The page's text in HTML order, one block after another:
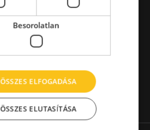
kiadoirodadebrecen.hu
kiadoraktargyor.hu
raktarszekesfehervar.hu
Besorolatlan
ÖSSZES ELFOGADÁSA
ÖSSZES ELUTASÍTÁSA